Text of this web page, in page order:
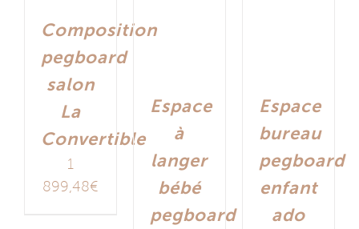
Composition
pegboard
salon
La
Convertible
1
899,48€
Espace
à
langer
bébé
pegboard
Espace
bureau
pegboard
enfant
ado